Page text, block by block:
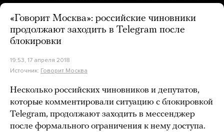
«Говорит Москва»: российские чиновники
продолжают заходить в Telegram после
блокировки
19:53, 17 апреля 2018
Источник: Говорит Москва
Несколько российских чиновников и депутатов,
которые комментировали ситуацию с блокировкой
Telegram, продолжают заходить в мессенджер
после формального ограничения к нему доступа.